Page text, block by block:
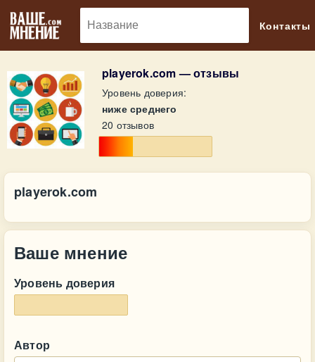
Контакты
playerok.com — отзывы
Уровень доверия:
ниже среднего
20 отзывов
playerok.com
Ваше мнение
Уровень доверия
Автор